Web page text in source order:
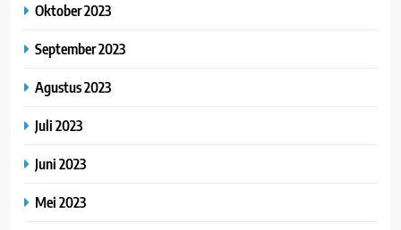
Oktober 2023
September 2023
Agustus 2023
Juli 2023
Juni 2023
Mei 2023